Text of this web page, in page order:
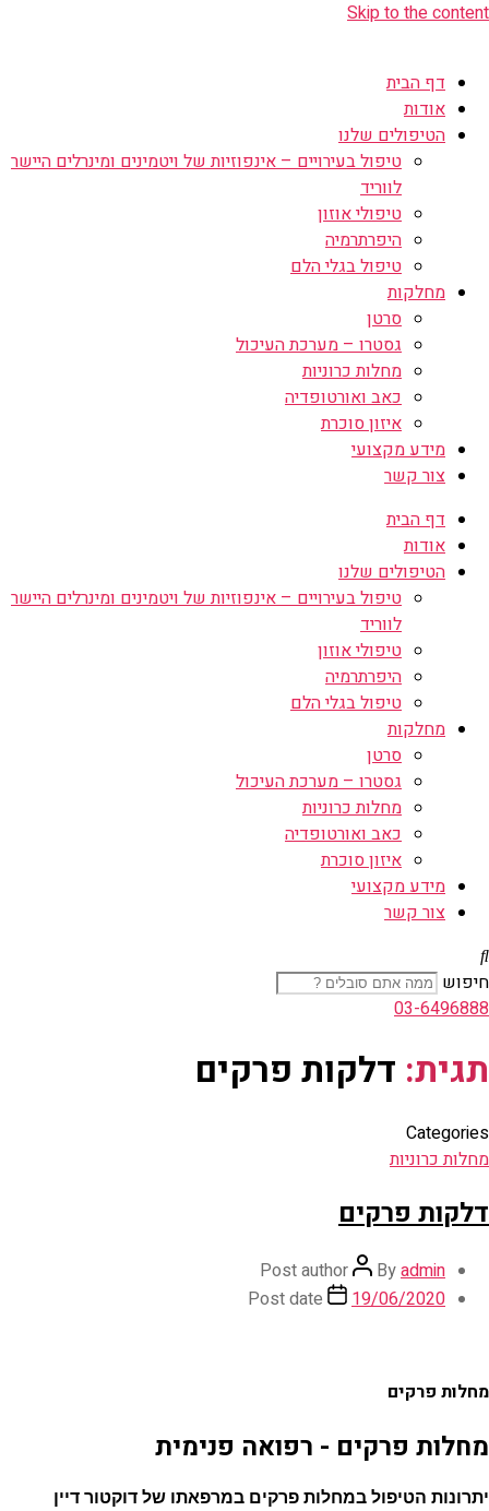
Skip to the content
דף הבית
אודות
הטיפולים שלנו
טיפול בעירויים – אינפוזיות של ויטמינים ומינרלים היישר
לווריד
טיפולי אוזון
היפרתרמיה
טיפול בגלי הלם
מחלקות
סרטן
גסטרו – מערכת העיכול
מחלות כרוניות
כאב ואורטופדיה
איזון סוכרת
מידע מקצועי
צור קשר
דף הבית
אודות
הטיפולים שלנו
טיפול בעירויים – אינפוזיות של ויטמינים ומינרלים היישר
לווריד
טיפולי אוזון
היפרתרמיה
טיפול בגלי הלם
מחלקות
סרטן
גסטרו – מערכת העיכול
מחלות כרוניות
כאב ואורטופדיה
איזון סוכרת
מידע מקצועי
צור קשר
חיפוש
03-6496888
תגית: דלקות פרקים
Categories
מחלות כרוניות
דלקות פרקים
Post author Byadmin
Post date
19/06/2020
מחלות פרקים
מחלות פרקים - רפואה פנימית
יתרונות הטיפול במחלות פרקים במרפאתו של דוקטור דיין